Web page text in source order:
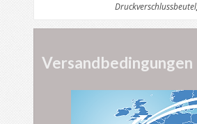
Druckverschlussbeutel,
Versandbedingungen